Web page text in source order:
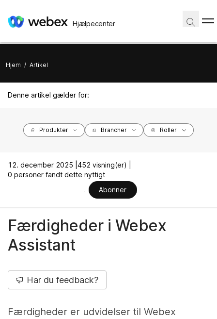
Hjælpecenter
Hjem / Artikel
Denne artikel gælder for:
Produkter Brancher Roller
12. december 2025 | 452 visning(er) |
0 personer fandt dette nyttigt
Abonner
Færdigheder i Webex
Assistant
Har du feedback?
Færdigheder er udvidelser til Webex